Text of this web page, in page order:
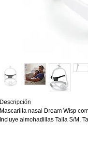
Descripción
Mascarilla nasal Dream Wisp
Incluye almohadillas Talla S/M,